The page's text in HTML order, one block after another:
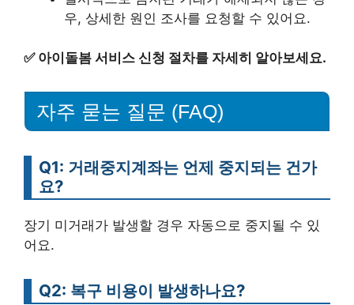
우, 상세한 원인 조사를 요청할 수 있어요.
✅ 아이돌봄 서비스 신청 절차를 자세히 알아보세요.
자주 묻는 질문 (FAQ)
Q1: 거래중지계좌는 언제 중지되는 건가
요?
장기 미거래가 발생할 경우 자동으로 중지될 수 있
어요.
Q2: 복구 비용이 발생하나요?